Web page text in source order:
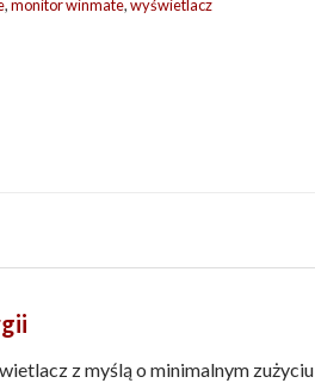
,monitor winmate,wyświetlacz
z myślą o minimalnym zużyciu